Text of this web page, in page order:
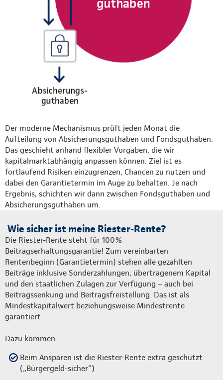
Der moderne Mechanismus prüft jeden Monat die
Aufteilung von Absicherungsguthaben und Fondsguthaben.
Das geschieht anhand flexibler Vorgaben, die wir
kapitalmarktabhängig anpassen können. Ziel ist es
fortlaufend Risiken einzugrenzen, Chancen zu nutzen und
dabei den Garantietermin im Auge zu behalten. Je nach
Ergebnis, schichten wir dann zwischen Fondsguthaben und
Absicherungsguthaben um.
Wie sicher ist meine Riester-Rente?
Die Riester-Rente steht für 100%
Beitragserhaltungsgarantie! Zum vereinbarten
Rentenbeginn (Garantietermin) stehen alle gezahlten
Beiträge inklusive Sonderzahlungen, übertragenem Kapital
und den staatlichen Zulagen zur Verfügung – auch bei
Beitragssenkung und Beitragsfreistellung. Das ist als
Mindestkapitalwert beziehungsweise Mindestrente
garantiert.
Dazu kommen:
Beim Ansparen ist die Riester-Rente extra geschützt
(„Bürgergeld-sicher“)